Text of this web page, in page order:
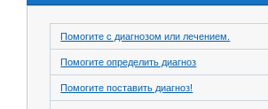
Помогите с диагнозом или лечением.
Помогите определить диагноз
Помогите поставить диагноз!